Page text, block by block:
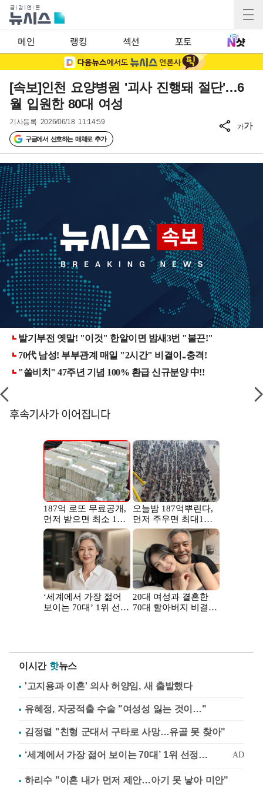
메인 랭킹 섹션 포토
[속보]인천 요양병원 '괴사 진행돼 절단'…6
월 입원한 80대 여성
기사등록 2026/06/18 11:14:59
구글에서 선호하는 매체로 추가
가가
후속기사가 이어집니다
이시간 핫뉴스
'고지용과 이혼' 의사 허양임, 새 출발했다
유혜정, 자궁적출 수술 "여성성 잃는 것이…"
김정렬 "친형 군대서 구타로 사망…유골 못 찾아"
하리수 "이혼 내가 먼저 제안…아기 못 낳아 미안"